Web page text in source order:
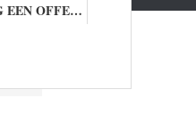
VRAAG EEN OFFERTE AAN